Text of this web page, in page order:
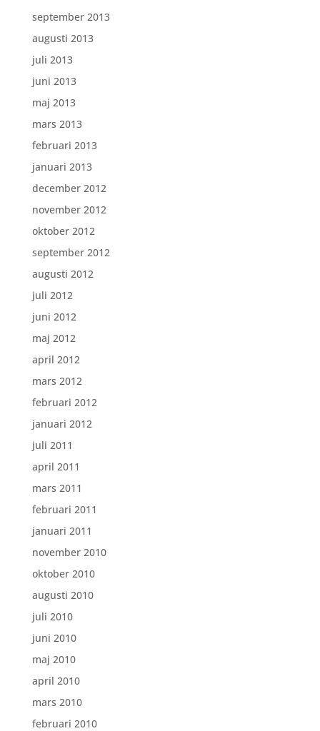
september 2013
augusti 2013
juli 2013
juni 2013
maj 2013
mars 2013
februari 2013
januari 2013
december 2012
november 2012
oktober 2012
september 2012
augusti 2012
juli 2012
juni 2012
maj 2012
april 2012
mars 2012
februari 2012
januari 2012
juli 2011
april 2011
mars 2011
februari 2011
januari 2011
november 2010
oktober 2010
augusti 2010
juli 2010
juni 2010
maj 2010
april 2010
mars 2010
februari 2010